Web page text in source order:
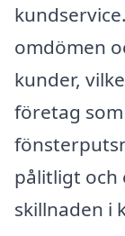
omdömen
kunder,
företag
pålitligt och
skillnaden i